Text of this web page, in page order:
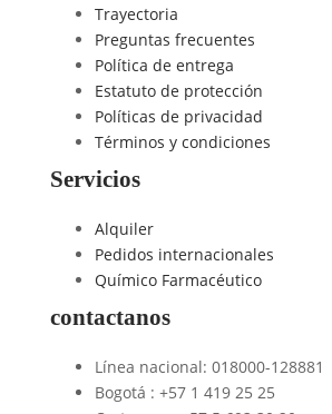
Trayectoria
Preguntas frecuentes
Política de entrega
Estatuto de protección
Políticas de privacidad
Términos y condiciones
Servicios
Alquiler
Pedidos internacionales
Químico Farmacéutico
contactanos
Línea nacional: 018000-128881
Bogotá : +57 1 419 25 25